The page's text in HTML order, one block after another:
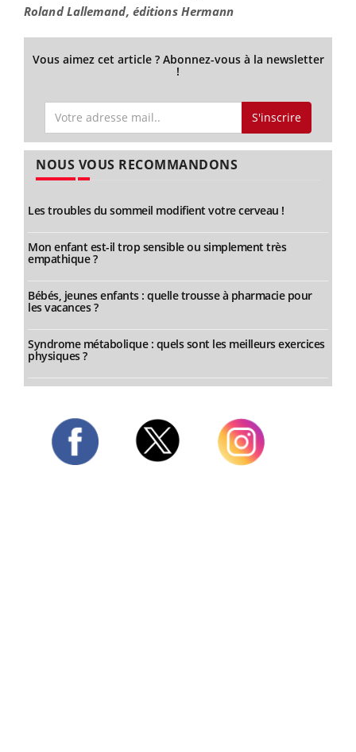
Roland Lallemand, éditions Hermann
Vous aimez cet article ? Abonnez-vous à la newsletter
!
S'inscrire
NOUS VOUS RECOMMANDONS
Les troubles du sommeil modifient votre cerveau !
Mon enfant est-il trop sensible ou simplement très
empathique ?
Bébés, jeunes enfants : quelle trousse à pharmacie pour
les vacances ?
Syndrome métabolique : quels sont les meilleurs exercices
physiques ?